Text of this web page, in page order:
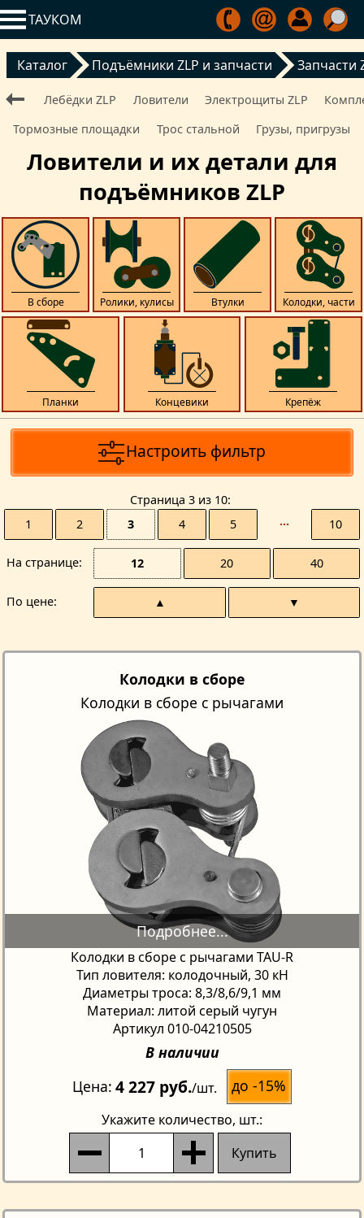
ТАУКОМ
Каталог Подъёмники ZLP и запчасти Запчасти
Лебёдки ZLP Ловители Электрощиты ZLP
Тормозные площадки
Трос стальной Грузы, пригрузы
Ловители и их детали для
подъёмников ZLP
Настроить фильтр
Страницa 3 из 10
1
2 3 4 5 ··· 10
На странице 12 20 40
По цене ▲ ▼
Колодки в сборе
Колодки в сборе с рычагами
Колодки в сборе с рычагами TAU-R
Тип ловителя: колодочный, 30 кН
Диаметры троса: 8,3/8,6/9,1 мм
Материал: литой серый чугун
Артикул 010-04210505
В наличии
Цена 4 227 руб./шт. до -15%
Укажите количество, шт.:
Купить
В сборе Ролики, кулисы Втулки Колодки, части
Планки Концевики Крепёж